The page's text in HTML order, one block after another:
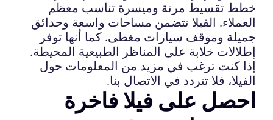
خطط تقسيط مرنة وميسرة تناسب معظم
العملاء. الفيلا تتضمن مساحات واسعة وحدائق
جميلة وموقف سيارات مغطى. كما أنها توفر
إطلالات خلابة على المناظر الطبيعية المحيطة.
إذا كنت ترغب في مزيد من المعلومات حول
الفيلا، فلا تتردد في الاتصال بنا.
احصل على فيلا فاخرة